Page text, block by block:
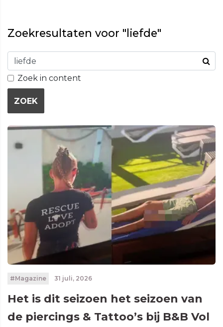
Zoekresultaten voor "liefde"
Zoek in content
ZOEK
#Magazine 31 juli, 2026
Het is dit seizoen het seizoen van
de piercings & Tattoo’s bij B&B Vol